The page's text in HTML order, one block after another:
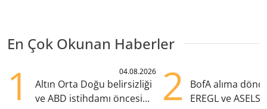
En Çok Okunan Haberler
1 04.08.2026
Altın Orta Doğu belirsizliği
ve ABD istihdamı öncesi
2
BofA alıma
EREGL ve ASELS